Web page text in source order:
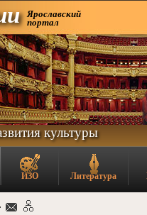
Ярославский
портал
культуры
ИЗО Литература